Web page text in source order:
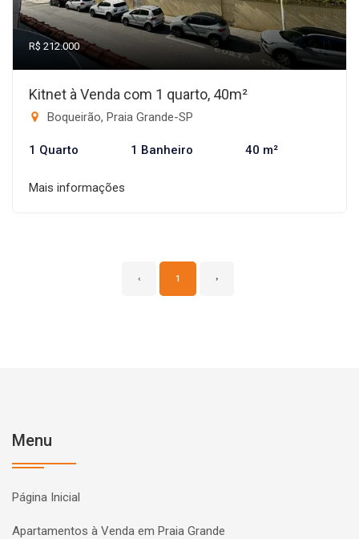
R$ 212.000
Kitnet à Venda com 1 quarto, 40m²
Boqueirão, Praia Grande-SP
1 Quarto 1 Banheiro 40 m²
Mais informações
‹ 1 ›
Menu
Página Inicial
Apartamentos à Venda em Praia Grande